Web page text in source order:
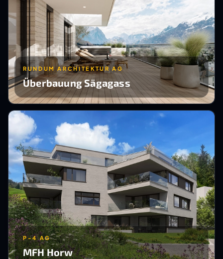
RUNDUM ARCHITEKTUR AG
Überbauung Sägagass
P-4 AG
MFH Horw